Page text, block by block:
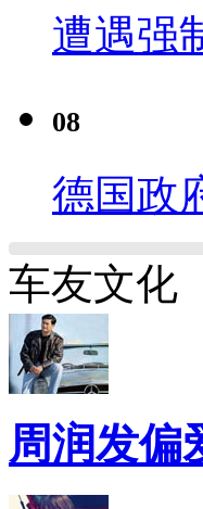
遭遇强
08
德国政
车友文化
周润发偏